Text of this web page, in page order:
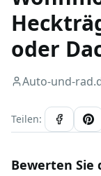
oder
Auto-und-
Teilen:
Bewerten Sie